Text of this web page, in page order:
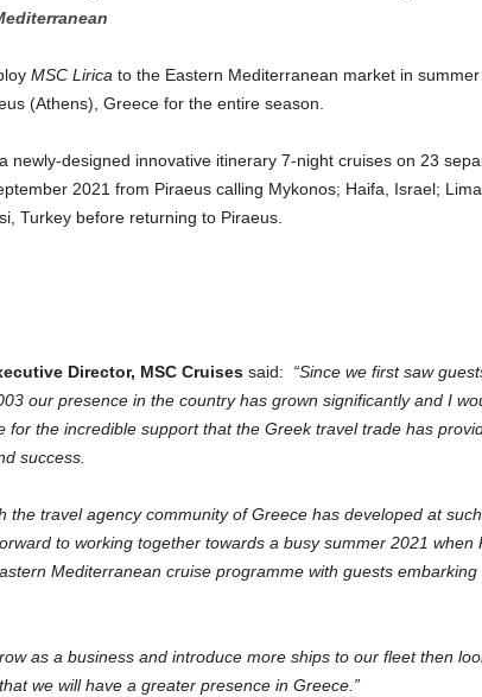
MSC Lirica to the Eastern Mediterranean market in
(Athens), Greece for the entire season.
newly-designed innovative itinerary 7-night cruises on 23
2021 from Piraeus calling Mykonos; Haifa, Israel;
Turkey before returning to Piraeus.
Director, MSC Cruisessaid: “Since we first saw
our presence in the country has grown significantly and I
for the incredible support that the Greek travel trade has
success.
the travel agency community of Greece has developed at
to working together towards a busy summer 2021 when
Mediterranean cruise programme with guests
as a business and introduce more ships to our fleet then
we will have a greater presence in Greece.”